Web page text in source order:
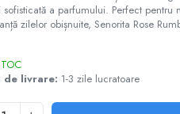
sofisticată a parfumului. Perfect
zilelor obișnuite, Senorita Rose
de livrare: 1-3 zile lucratoare